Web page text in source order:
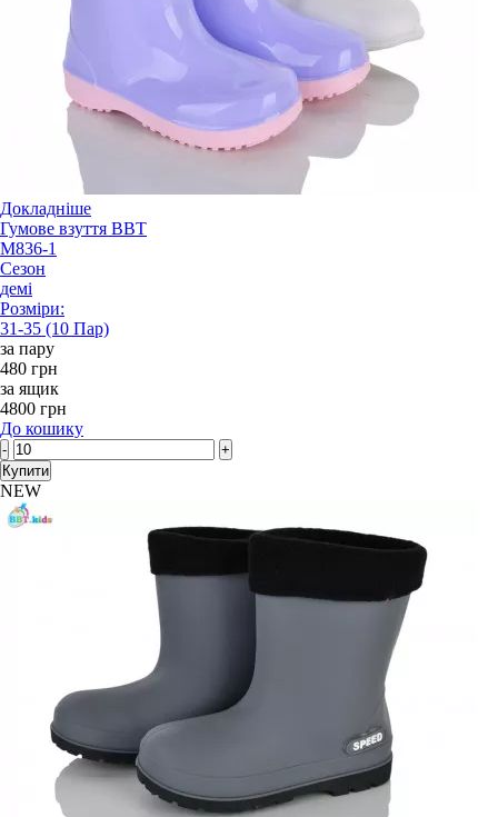
Докладніше
Гумове взуття BBT
M836-1
Сезон
демі
Розміри:
31-35 (10 Пар)
за пару
480 грн
за ящик
4800 грн
До кошику
-
+
Купити
NEW